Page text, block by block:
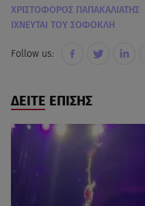
ΧΡΙΣΤΟΦΟΡΟΣ ΠΑΠΑΚΑΛΙΑΤΗΣ
ΙΧΝΕΥΤΑΙ ΤΟΥ ΣΟΦΟΚΛΗ
Follow us:
ΔΕΙΤΕ ΕΠΙΣΗΣ